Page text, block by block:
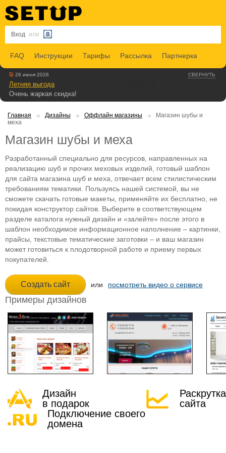
Вход или
FAQ Инструкции Тарифы Рассылка Партнерка
СВЕРНУТЬ
26 июня 2026
Летняя выгода
Очень жаркая скидка!
Главная Дизайны Оффлайн магазины
Магазин шубы и
меха
Магазин шубы и меха
Разработанный специально для ресурсов, направленных на
реализацию шуб и прочих меховых изделий, готовый шаблон
для сайта магазина шуб и меха, отвечает всем стилистическим
требованиям тематики. Пользуясь нашей системой, вы не
сможете скачать готовые макеты, применяйте их бесплатно, не
покидая конструктор сайтов. Выберите в соответствующем
разделе каталога нужный дизайн и «залейте» после этого в
шаблон необходимое информационное наполнение – картинки,
прайсы, текстовые тематические заготовки – и ваш магазин
может готовиться к плодотворной работе и приему первых
покупателей.
или посмотреть видео о сервисе
Примеры дизайнов
Дизайн
в подарок
Раскрутка
сайта
Подключение своего
домена